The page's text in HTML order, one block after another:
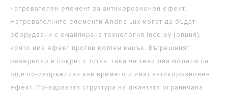
нагревателен елемент за антикорозионен ефект.
Нагревателните елементи Andris Lux могат да бъдат
оборудвани с емайлирана технология Incoloy (опция),
която има ефект против котлен камък. Вътрешният
резервоар е покрит с титан, така че тези два модела са
още по-издръжливи във времето и имат антикорозионен
ефект. По-здравата структура на джантата ограничава